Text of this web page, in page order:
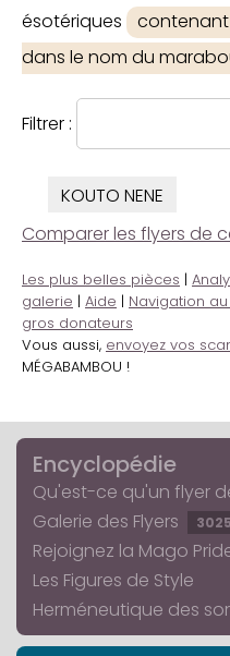
ésotériques
contenant
dans le nom du
Filtrer :
KOUTO NENE
Comparer les flyers de
Les plus belles pièces |
galerie | Aide | Navigation
gros donateurs
Vous aussi, envoyez vos
MÉGABAMBOU !
Encyclopédie
Qu'est-ce qu'un flyer
Galerie des Flyers
3025
Rejoignez la Mago
Les Figures de Style
Herméneutique des